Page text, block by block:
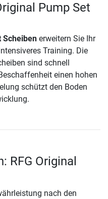
Pump Set
Scheiben erweitern Sie Ihr
Training. Die
sind schnell
einen hohen
schützt den Boden
RFG Original
nach den